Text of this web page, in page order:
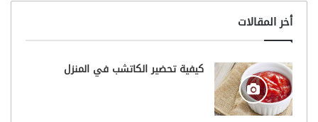
أخر المقالات
كيفية تحضير الكاتشب في المنزل